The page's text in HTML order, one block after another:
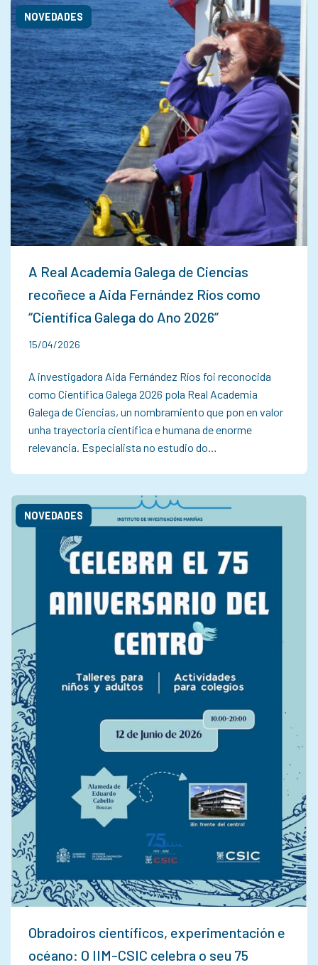
A Real Academia Galega de Ciencias
recoñece a Aida Fernández Ríos como
“Científica Galega do Ano 2026”
NOVEDADES
15/04/2026
A investigadora Aida Fernández Ríos foi reconocida
como Científica Galega 2026 pola Real Academia
Galega de Ciencias, un nombramiento que pon en valor
unha trayectoria científica e humana de enorme
relevancia. Especialista no estudio do…
Obradoiros científicos, experimentación e
océano: O IIM-CSIC celebra o seu 75
NOVEDADES